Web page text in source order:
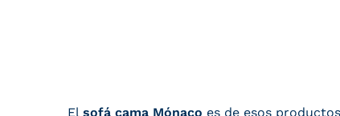
El sofá cama Mónaco es de esos